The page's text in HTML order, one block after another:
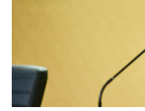
ภาพที่ 2 ตราสัญลัก
พระองค์เมื่อค
ภาพ: